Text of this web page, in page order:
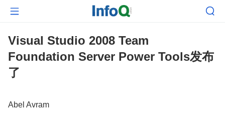
 
Visual Studio 2008 Team
Foundation Server Power Tools发布
了
Abel Avram